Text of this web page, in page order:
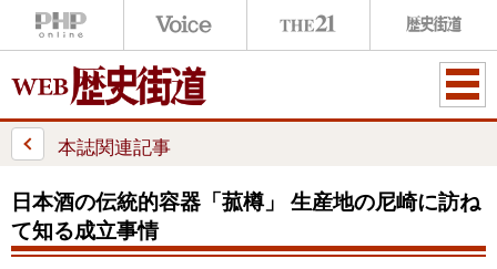
ME
本誌関連記事
日本酒の伝統的容器「菰樽」 生産地の尼崎に訪ね
て知る成立事情